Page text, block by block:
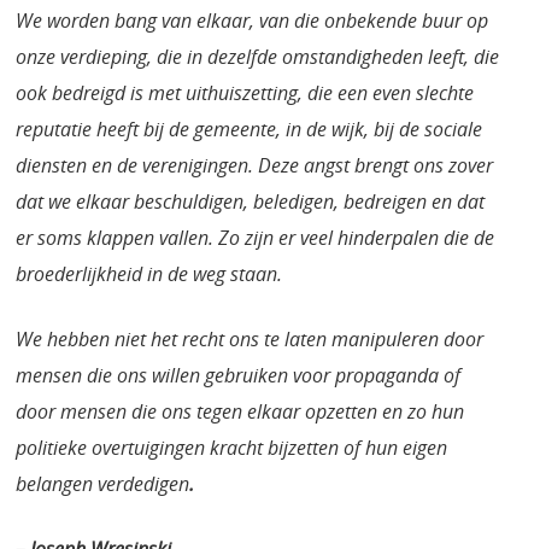
We worden bang van elkaar, van die onbekende buur op
onze verdieping, die in dezelfde omstandigheden leeft, die
ook bedreigd is met uithuiszetting, die een even slechte
reputatie heeft bij de gemeente, in de wijk, bij de sociale
diensten en de verenigingen. Deze angst brengt ons zover
dat we elkaar beschuldigen, beledigen, bedreigen en dat
er soms klappen vallen. Zo zijn er veel hinderpalen die de
broederlijkheid in de weg staan.
We hebben niet het recht ons te laten manipuleren door
mensen die ons willen gebruiken voor propaganda of
door mensen die ons tegen elkaar opzetten en zo hun
politieke overtuigingen kracht bijzetten of hun eigen
belangen verdedigen.